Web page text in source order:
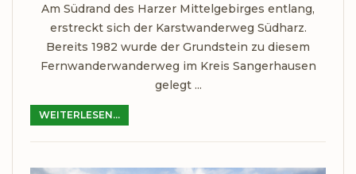
Am Südrand des Harzer Mittelgebirges entlang,
erstreckt sich der Karstwanderweg Südharz.
Bereits 1982 wurde der Grundstein zu diesem
Fernwanderwanderweg im Kreis Sangerhausen
gelegt ...
WEITERLESEN...